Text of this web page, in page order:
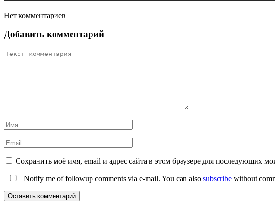
Нет комментариев
Добавить комментарий
Сохранить моё имя, email и адрес сайта в этом браузере для последующих
Notify me of followup comments via e-mail. You can also subscribe without
Оставить комментарий